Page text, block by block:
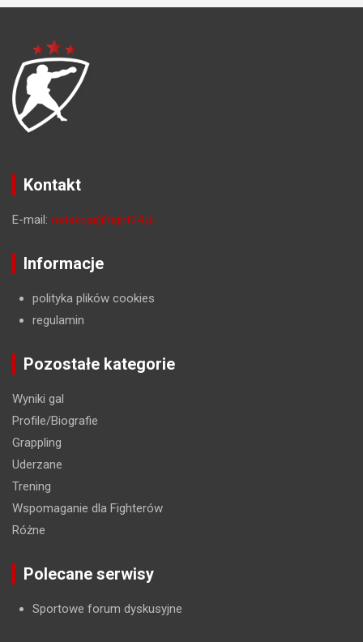
Kontakt
E-mail: redakcja@fight24.pl
Informacje
polityka plików cookies
regulamin
Pozostałe kategorie
Wyniki gal
Profile/Biografie
Grappling
Uderzane
Trening
Wspomaganie dla Fighterów
Różne
Polecane serwisy
Sportowe forum dyskusyjne